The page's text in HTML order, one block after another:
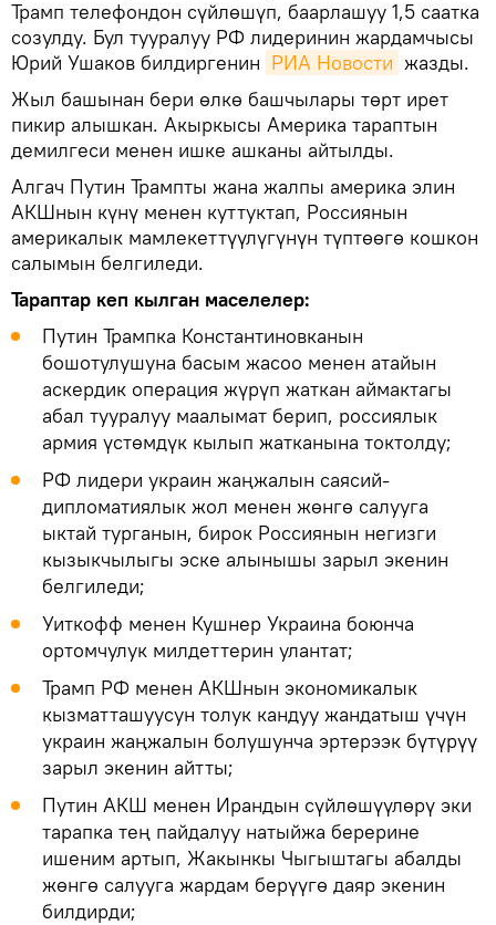
Трамп телефондон сүйлөшүп, баарлашуу 1,5 саатка
созулду. Бул тууралуу РФ лидеринин жардамчысы
Юрий Ушаков билдиргенин РИА Новости жазды.
Жыл башынан бери өлкө башчылары төрт ирет
пикир алышкан. Акыркысы Америка тараптын
демилгеси менен ишке ашканы айтылды.
Алгач Путин Трампты жана жалпы америка элин
АКШнын күнү менен куттуктап, Россиянын
америкалык мамлекеттүүлүгүнүн түптөөгө кошкон
салымын белгиледи.
Тараптар кеп кылган маселелер:
Путин Трампка Константиновканын
бошотулушуна басым жасоо менен атайын
аскердик операция жүрүп жаткан аймактагы
абал тууралуу маалымат берип, россиялык
армия үстөмдүк кылып жатканына токтолду;
РФ лидери украин жаңжалын саясий-
дипломатиялык жол менен жөнгө салууга
ыктай турганын, бирок Россиянын негизги
кызыкчылыгы эске алынышы зарыл экенин
белгиледи;
Уиткофф менен Кушнер Украина боюнча
ортомчулук милдеттерин улантат;
Трамп РФ менен АКШнын экономикалык
кызматташуусун толук кандуу жандатыш үчүн
украин жаңжалын болушунча эртерээк бүтүрүү
зарыл экенин айтты;
Путин АКШ менен Ирандын сүйлөшүүлөрү эки
тарапка тең пайдалуу натыйжа берерине
ишеним артып, Жакынкы Чыгыштагы абалды
жөнгө салууга жардам берүүгө даяр экенин
билдирди;